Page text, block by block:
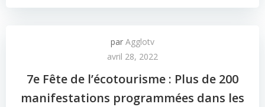
par Agglotv
avril 28, 2022
7e Fête de l’écotourisme : Plus de 200
manifestations programmées dans les